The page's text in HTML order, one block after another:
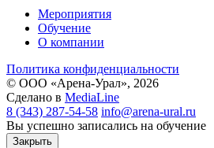
Мероприятия
Обучение
О компании
Политика конфиденциальности
© ООО «Арена-Урал», 2026
Сделано в MediaLine
8 (343) 287-54-58 info@arena-ural.ru
Вы успешно записались на обучение
Закрыть